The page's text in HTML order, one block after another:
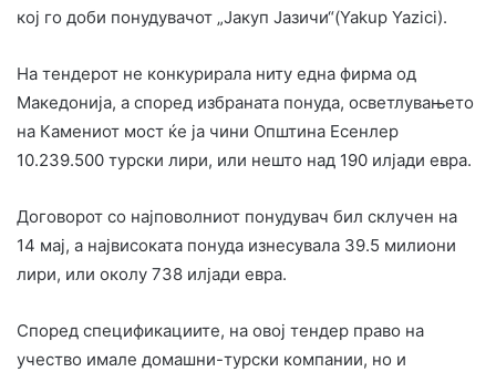
кој го доби понудувачот „Јакуп Јазичи“(Yakup Yazici).
На тендерот не конкурирала ниту една фирма од
Македонија, а според избраната понуда, осветлувањето
на Камениот мост ќе ја чини Општина Есенлер
10.239.500 турски лири, или нешто над 190 илјади евра.
Договорот со најповолниот понудувач бил склучен на
14 мај, а највисоката понуда изнесувала 39.5 милиони
лири, или околу 738 илјади евра.
Според спецификациите, на овој тендер право на
учество имале домашни-турски компании, но и